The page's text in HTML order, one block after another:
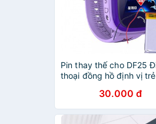
Pin thay thế cho DF25
thoại đồng hồ định vị
30.000 đ